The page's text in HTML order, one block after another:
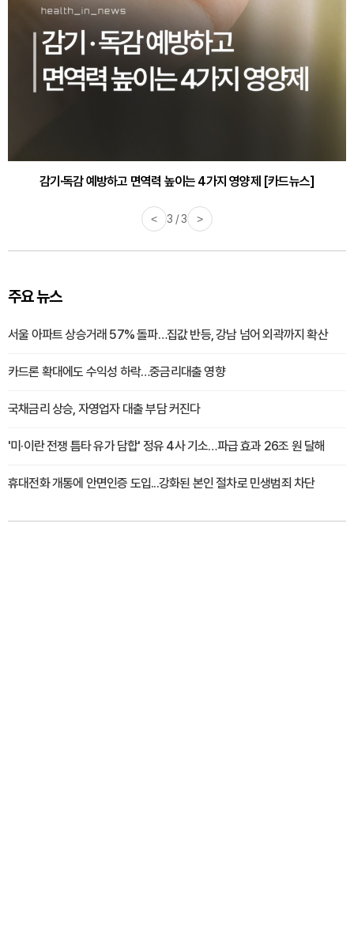
바쁜 아침, 공복에 먹기 좋은 과일 4가지 [카드뉴스]
감기·독감 예방하고 면역력 높이는 4가지 영양제 [카드뉴스]
< 3 / 3 >
주요 뉴스
서울 아파트 상승거래 57% 돌파…집값 반등, 강남 넘어 외곽까지 확산
카드론 확대에도 수익성 하락…중금리대출 영향
국채금리 상승, 자영업자 대출 부담 커진다
'미·이란 전쟁 틈타 유가 담합' 정유 4사 기소…파급 효과 26조 원 달해
휴대전화 개통에 안면인증 도입...강화된 본인 절차로 민생범죄 차단